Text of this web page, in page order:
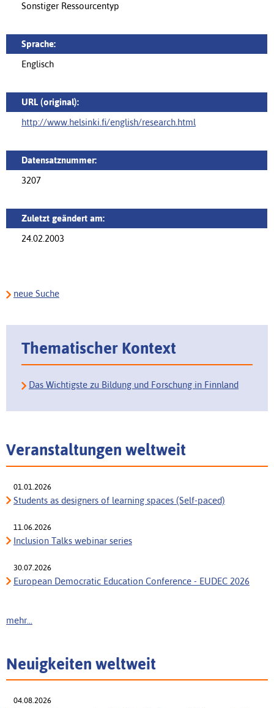
Sonstiger Ressourcentyp
Sprache:
Englisch
URL (original):
http://www.helsinki.fi/english/research.html
Datensatznummer:
3207
Zuletzt geändert am:
24.02.2003
neue Suche
Thematischer Kontext
Das Wichtigste zu Bildung und Forschung in Finnland
Veranstaltungen weltweit
01.01.2026
Students as designers of learning spaces (Self-paced)
11.06.2026
Inclusion Talks webinar series
30.07.2026
European Democratic Education Conference - EUDEC 2026
mehr...
Neuigkeiten weltweit
04.08.2026